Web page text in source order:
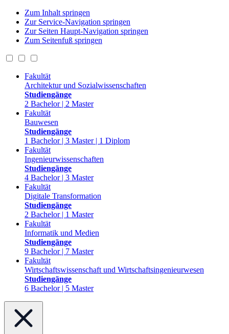
Zum Inhalt springen
Zur Service-Navigation springen
Zur Seiten Haupt-Navigation springen
Zum Seitenfuß springen
Fakultät
Architektur und Sozialwissenschaften
Studiengänge
2 Bachelor | 2 Master
Fakultät
Bauwesen
Studiengänge
1 Bachelor | 3 Master | 1 Diplom
Fakultät
Ingenieurwissenschaften
Studiengänge
4 Bachelor | 3 Master
Fakultät
Digitale Transformation
Studiengänge
2 Bachelor | 1 Master
Fakultät
Informatik und Medien
Studiengänge
9 Bachelor | 7 Master
Fakultät
Wirtschaftswissenschaft und Wirtschaftsingenieurwesen
Studiengänge
6 Bachelor | 5 Master